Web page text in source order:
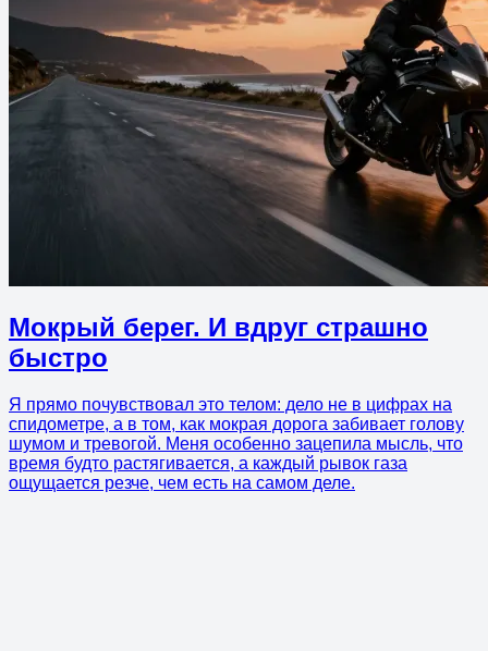
Мокрый берег. И вдруг страшно
быстро
Я прямо почувствовал это телом: дело не в цифрах на
спидометре, а в том, как мокрая дорога забивает голову
шумом и тревогой. Меня особенно зацепила мысль, что
время будто растягивается, а каждый рывок газа
ощущается резче, чем есть на самом деле.